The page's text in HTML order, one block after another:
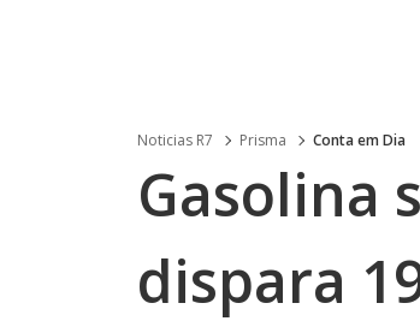
Noticias R7 Prisma Conta em Dia
Gasolina
dispara